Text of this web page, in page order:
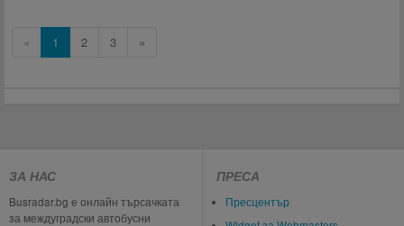
« 1 2 3 »
ЗА НАС
Busradar.bg е онлайн търсачката
за междуградски автобусни
ПРЕСА
Пресцентър